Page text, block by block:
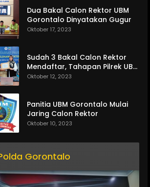
Dua Bakal Calon Rektor UBM
Gorontalo Dinyatakan Gugur
Oktober 17, 2023
Sudah 3 Bakal Calon Rektor
Mendaftar, Tahapan Pilrek UBM
Gorontalo Makin Seru
Oktober 12, 2023
Panitia UBM Gorontalo Mulai
Jaring Calon Rektor
Oktober 10, 2023
Gorontalo